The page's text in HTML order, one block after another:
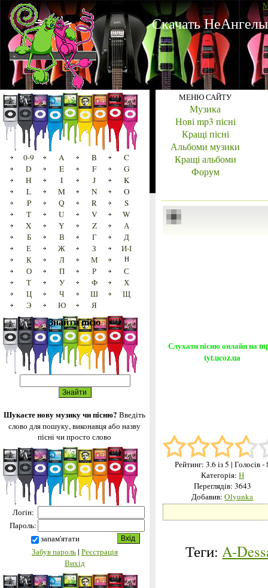
Скачать
0-9 A B
C
D
E F
G
H
I J
K
L
M N
O
P
Q R
S
T
U V
W
X
Y Z
А
Б
В Г
Д
Е
Ж З
И-І
К
Л М Н
О П Р
С
Т
У Ф
Х
Ц
Ч Ш
Щ
Э
Ю Я
Знайти пісю
Шукаєте нову музику чи пісню? Введіть
слово для пошуку, виконавця або назву
пісні чи просто слово
Логін:
Пароль:
запам'ятати
Забув пароль| Реєстрація
Вихід
МЕНЮ САЙТУ
Музика
Нові mp3 пісні
Кращі пісні
Альбоми музики
Кращі альбоми
Форум
Слухати пісню онлайн на
tyt.ucoz.ua
Рейтинг: 3.6із 5 | Голосів -
Категорія: Н
Переглядів: 3643
Добавив:Olyunka
Теги:A-